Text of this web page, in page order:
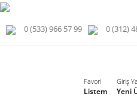
0 (533) 966 57 99 0 (312)
Favori
Listem
Giriş
Yeni